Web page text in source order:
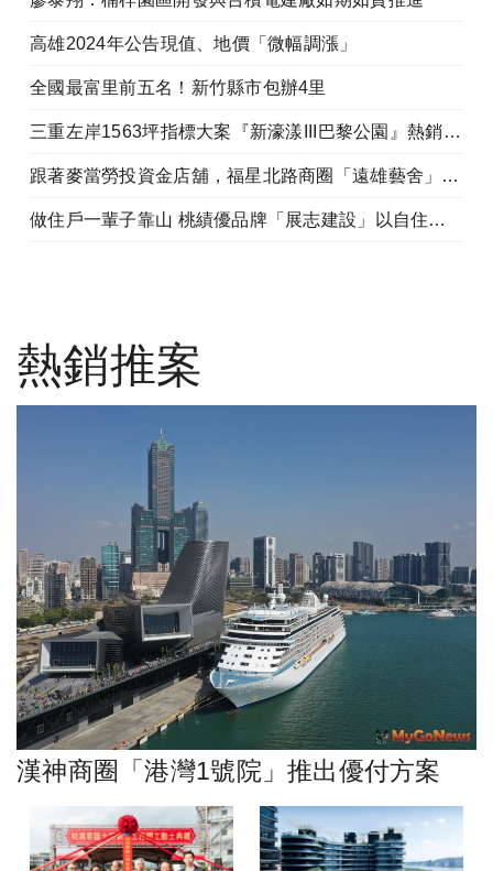
高雄2024年公告現值、地價「微幅調漲」
全國最富里前五名！新竹縣市包辦4里
三重左岸1563坪指標大案『新濠漾III巴黎公園』熱銷開工
跟著麥當勞投資金店舖，福星北路商圈「遠雄藝舍」金店炙手可熱
做住戶一輩子靠山 桃績優品牌「展志建設」以自住心蓋房
熱銷推案
漢神商圈「港灣1號院」推出優付方案